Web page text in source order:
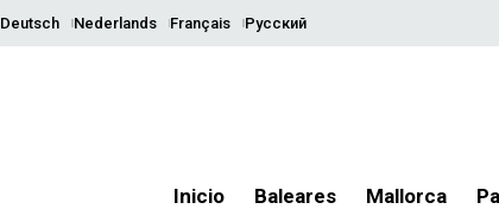
Deutsch Nederlands Français Русский
Inicio Baleares Mallorca